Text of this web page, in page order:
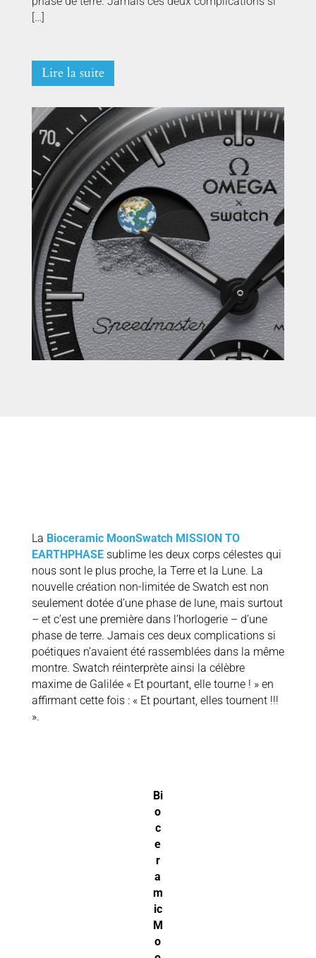
[…]
Lire la suite
La Bioceramic MoonSwatch MISSION TO
EARTHPHASE sublime les deux corps célestes qui
nous sont le plus proche, la Terre et la Lune. La
nouvelle création non-limitée de Swatch est non
seulement dotée d’une phase de lune, mais surtout
– et c’est une première dans l’horlogerie – d’une
phase de terre. Jamais ces deux complications si
poétiques n’avaient été rassemblées dans la même
montre. Swatch réinterprète ainsi la célèbre
maxime de Galilée « Et pourtant, elle tourne ! » en
affirmant cette fois : « Et pourtant, elles tournent !!!
».
Bi
o
c
e
r
a
m
ic
M
o